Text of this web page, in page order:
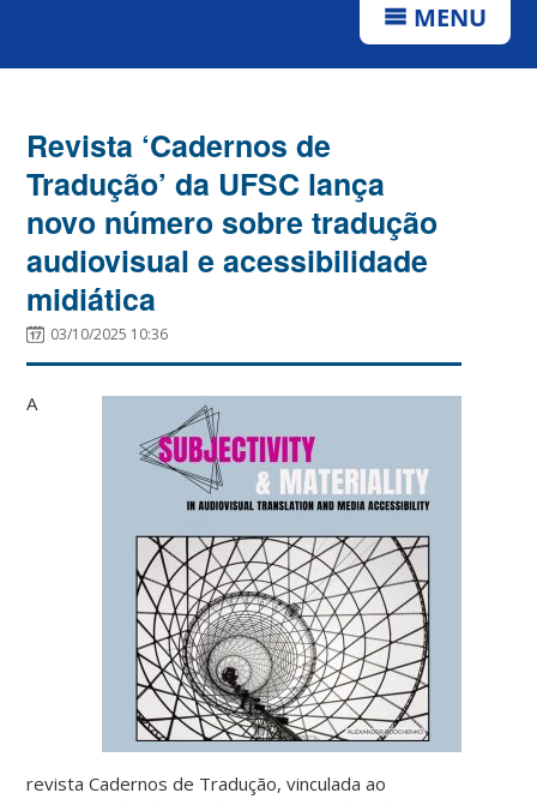
MENU
Revista ‘Cadernos de
Tradução’ da UFSC lança
novo número sobre tradução
audiovisual e acessibilidade
midiática
03/10/2025 10:36
A
revista Cadernos de Tradução, vinculada ao